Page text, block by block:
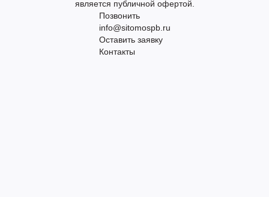
является публичной офертой.
Позвонить
info@sitomospb.ru
Оставить заявку
Контакты